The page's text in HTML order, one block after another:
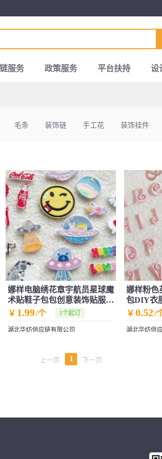
服务 政策服务 平台扶持 设
毛条 装饰链 手工花 装饰挂件
娜样电脑绣花章宇航员星球魔
术贴鞋子包包创意装饰贴服装
辅料批发
￥ 1.99/个 1个起订
湖北华纺供应链有限公司
娜样粉色
包DIY衣
货批发
￥ 0.52/
湖北华纺供
上一页 1 下一页